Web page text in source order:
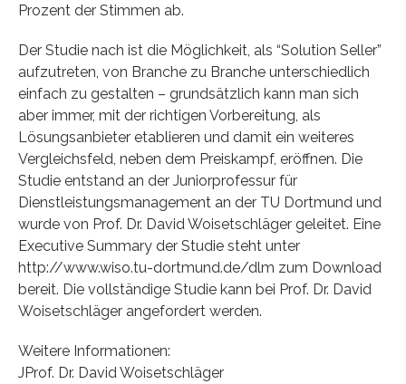
Prozent der Stimmen ab.
Der Studie nach ist die Möglichkeit, als “Solution Seller”
aufzutreten, von Branche zu Branche unterschiedlich
einfach zu gestalten – grundsätzlich kann man sich
aber immer, mit der richtigen Vorbereitung, als
Lösungsanbieter etablieren und damit ein weiteres
Vergleichsfeld, neben dem Preiskampf, eröffnen. Die
Studie entstand an der Juniorprofessur für
Dienstleistungsmanagement an der TU Dortmund und
wurde von Prof. Dr. David Woisetschläger geleitet. Eine
Executive Summary der Studie steht unter
http://www.wiso.tu-dortmund.de/dlm zum Download
bereit. Die vollständige Studie kann bei Prof. Dr. David
Woisetschläger angefordert werden.
Weitere Informationen:
JProf. Dr. David Woisetschläger